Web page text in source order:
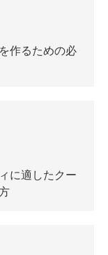
作るための必
に適したクー